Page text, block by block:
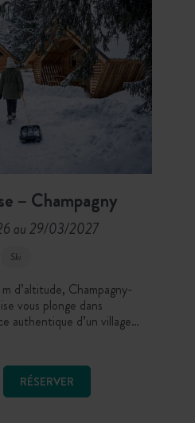
– Champagny
au 29/03/2027
Ski
d’altitude, Champagny-
vous plonge dans
authentique d’un village
rencontre l’atmosphère
familiale. Et pour
unique :
RÉSERVER